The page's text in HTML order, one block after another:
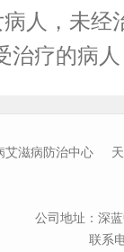
病人，未经
疗的病人
艾滋病防治中心
公司地址：深
联系